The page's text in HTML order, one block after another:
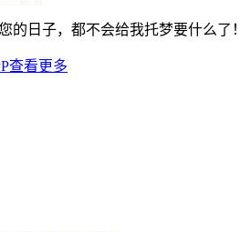
的日子，都不会给我托梦要什么了！
查看更多